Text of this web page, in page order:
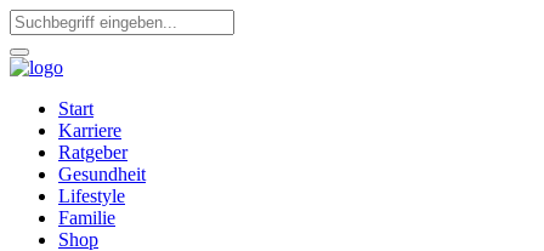
Start
Karriere
Ratgeber
Gesundheit
Lifestyle
Familie
Shop